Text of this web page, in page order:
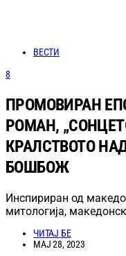
ВЕСТИ
8
ПРОМОВИРАН
РОМАН,
КРАЛСТВОТО
БОШБОЖ
Инспириран од
митологија,
ЧИТАЈ БЕ
МАЈ 28, 2023